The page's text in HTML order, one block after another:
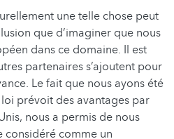
une telle chose peut
que d’imaginer que nous
dans ce domaine. Il est
partenaires s’ajoutent pour
Le fait que nous ayons été
prévoit des avantages par
nous a permis de nous
considéré comme un